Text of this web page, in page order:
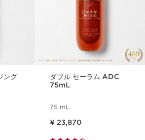
ング
ダブル セーラム ADC
75mL
75 mL
¥ 23,870